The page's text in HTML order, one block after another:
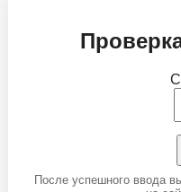
После успешного ввода